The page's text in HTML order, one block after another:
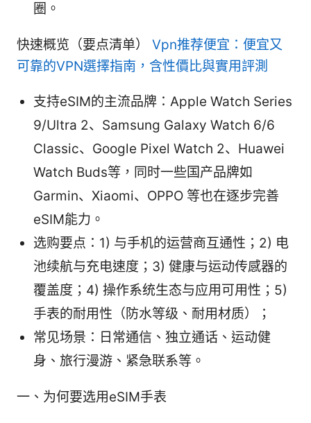
圈。
快速概览（要点清单） Vpn推荐便宜：便宜又
可靠的VPN選擇指南，含性價比與實用評測
支持eSIM的主流品牌：Apple Watch Series
9/Ultra 2、Samsung Galaxy Watch 6/6
Classic、Google Pixel Watch 2、Huawei
Watch Buds等，同时一些国产品牌如
Garmin、Xiaomi、OPPO 等也在逐步完善
eSIM能力。
选购要点：1) 与手机的运营商互通性；2) 电
池续航与充电速度；3) 健康与运动传感器的
覆盖度；4) 操作系统生态与应用可用性；5)
手表的耐用性（防水等级、耐用材质）；
常见场景：日常通信、独立通话、运动健
身、旅行漫游、紧急联系等。
一、为何要选用eSIM手表